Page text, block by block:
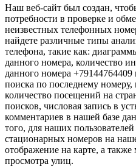
Наш веб-сайт был создан,
потребности в проверке и
неизвестных телефонных
найдете различные типы
телефона, такие как:
данного номера, количество
данного номера +79144764409
поиска по последнему
количество посещений на
поисков, числовая запись в
комментариев в нашей базе
того, для наших
стационарных номеров на
отображение на карте, а
просмотра улиц.